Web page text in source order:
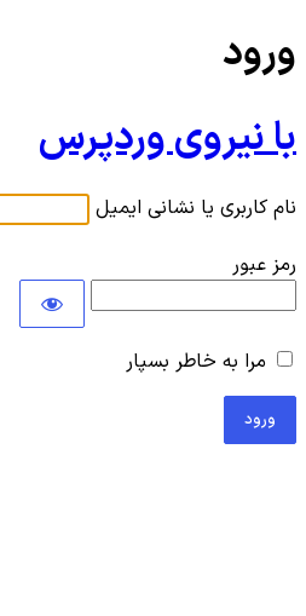
ورود
با نیروی وردپرس
نام کاربری یا نشانی ایمیل
رمز عبور
مرا به خاطر بسپار